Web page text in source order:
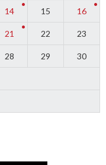
14 15 16
21 22 23
28 29 30